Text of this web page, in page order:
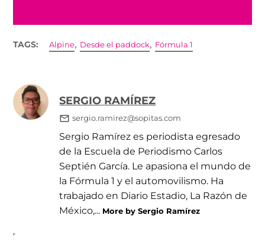
TAGS: Alpine, Desde el paddock, Fórmula 1
SERGIO RAMÍREZ
sergio.ramirez@sopitas.com
Sergio Ramírez es periodista egresado
de la Escuela de Periodismo Carlos
Septién García. Le apasiona el mundo de
la Fórmula 1 y el automovilismo. Ha
trabajado en Diario Estadio, La Razón de
México,... More by Sergio Ramírez